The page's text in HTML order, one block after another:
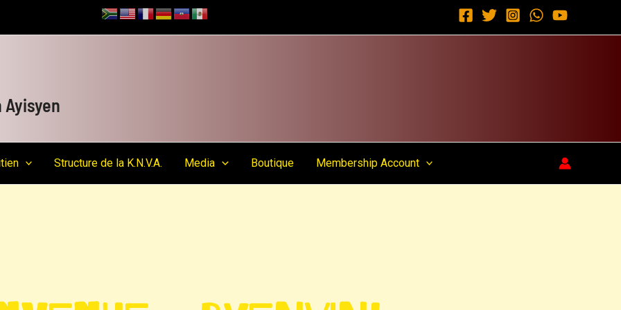
Structure de la K.N.V.A. Media Boutique Membership Account